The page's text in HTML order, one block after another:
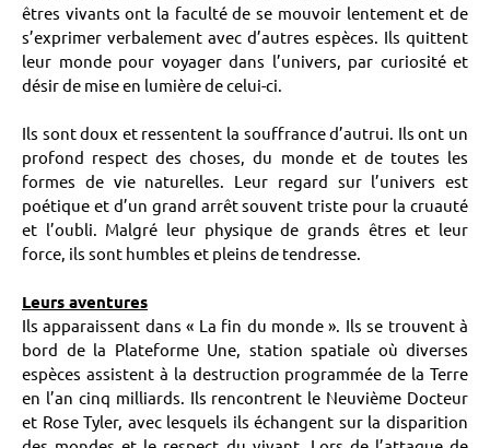
êtres vivants ont la faculté de se mouvoir lentement et de
s’exprimer verbalement avec d’autres espèces. Ils quittent
leur monde pour voyager dans l’univers, par curiosité et
désir de mise en lumière de celui-ci.
Ils sont doux et ressentent la souffrance d’autrui. Ils ont un
profond respect des choses, du monde et de toutes les
formes de vie naturelles. Leur regard sur l’univers est
poétique et d’un grand arrêt souvent triste pour la cruauté
et l’oubli. Malgré leur physique de grands êtres et leur
force, ils sont humbles et pleins de tendresse.
Leurs aventures
Ils apparaissent dans « La fin du monde ». Ils se trouvent à
bord de la Plateforme Une, station spatiale où diverses
espèces assistent à la destruction programmée de la Terre
en l’an cinq milliards. Ils rencontrent le Neuvième Docteur
et Rose Tyler, avec lesquels ils échangent sur la disparition